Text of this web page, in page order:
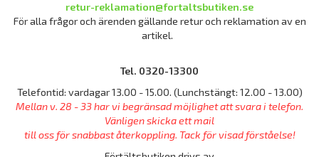
retur-reklamation@fortaltsbutiken.se
För alla frågor och ärenden gällande retur och reklamation av en
artikel.
Tel. 0320-13300
Telefontid: vardagar 13.00 - 15.00. (Lunchstängt: 12.00 - 13.00)
Mellan v. 28 - 33 har vi begränsad möjlighet att svara i telefon.
Vänligen skicka ett mail
till oss för snabbast återkoppling. Tack för visad förståelse!